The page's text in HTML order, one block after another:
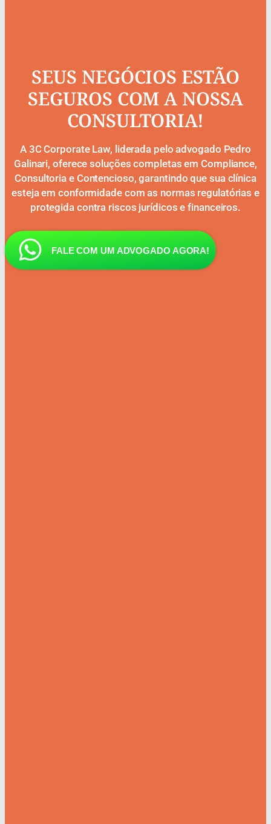
SEUS NEGÓCIOS ESTÃO
SEGUROS COM A NOSSA
CONSULTORIA!
A 3C Corporate Law, liderada pelo advogado Pedro
Galinari, oferece soluções completas em Compliance,
Consultoria e Contencioso, garantindo que sua clínica
esteja em conformidade com as normas regulatórias e
protegida contra riscos jurídicos e financeiros.
FALE COM UM ADVOGADO AGORA!